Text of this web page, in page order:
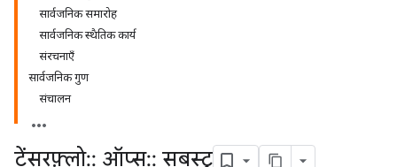
सार्वजनिक समारोह
सार्वजनिक स्थैतिक कार्य
संरचनाएँ
सार्वजनिक गुण
संचालन
टेंसरफ़्लो:: ऑप्स:: सबस्ट्र